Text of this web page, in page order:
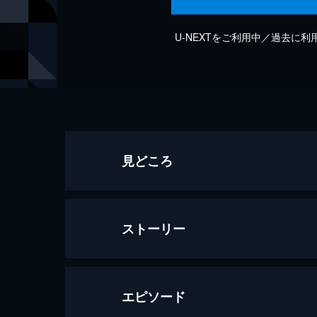
U-NEXTをご利用中／過去に利
見どころ
ストーリー
エピソード